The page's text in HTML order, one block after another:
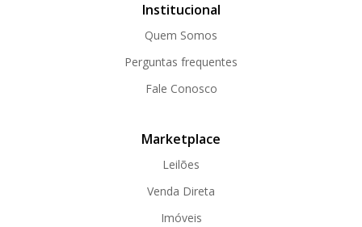
Institucional
Quem Somos
Perguntas frequentes
Fale Conosco
Marketplace
Leilões
Venda Direta
Imóveis